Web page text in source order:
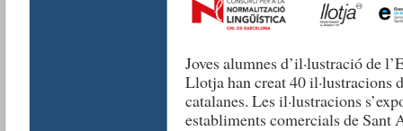
Joves alumnes d’il·lustració de
Llotja han creat 40 il·lustracions
catalanes. Les il·lustracions
establiments comercials de Sant